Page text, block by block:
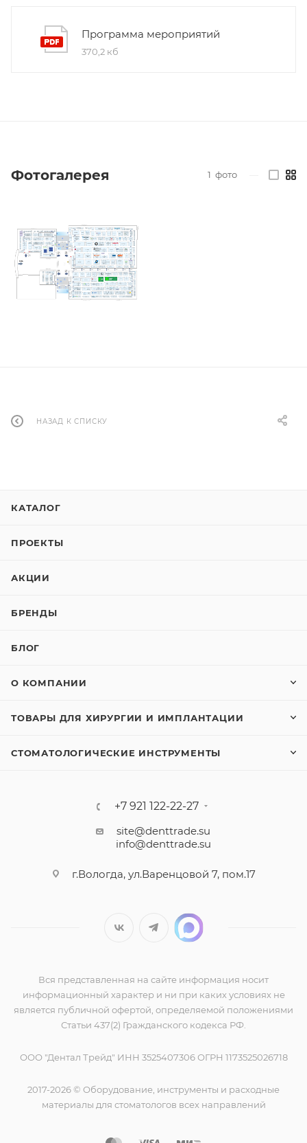
Программа мероприятий
370,2 кб
Фотогалерея 1 фото
НАЗАД К СПИСКУ
КАТАЛОГ
ПРОЕКТЫ
АКЦИИ
БРЕНДЫ
БЛОГ
О КОМПАНИИ
ТОВАРЫ ДЛЯ ХИРУРГИИ И ИМПЛАНТАЦИИ
СТОМАТОЛОГИЧЕСКИЕ ИНСТРУМЕНТЫ
+7 921 122-22-27
site@denttrade.su
info@denttrade.su
г.Вологда, ул.Варенцовой 7, пом.17
Вся представленная на сайте информация носит
информационный характер и ни при каких условиях не
является публичной офертой, определяемой положениями
Статьи 437(2) Гражданского кодекса РФ.
ООО "Дентал Трейд" ИНН 3525407306 ОГРН 1173525026718
2017-2026 © Оборудование, инструменты и расходные
материалы для стоматологов всех направлений